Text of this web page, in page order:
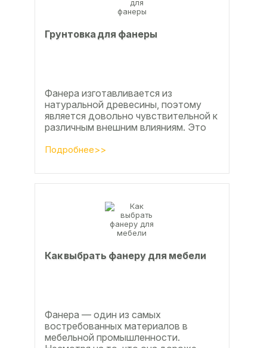
Грунтовка для фанеры
Фанера изготавливается из
натуральной древесины, поэтому
является довольно чувствительной к
различным внешним влияниям. Это
расширении, растрескивании,...
Подробнее>>
Как выбрать фанеру для мебели
Фанера — один из самых
востребованных материалов в
мебельной промышленности.